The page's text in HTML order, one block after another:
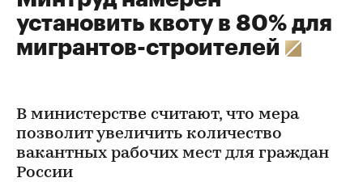
установить квоту в 80% для
мигрантов-строителей
В министерстве считают, что мера
позволит увеличить количество
вакантных рабочих мест для граждан
России